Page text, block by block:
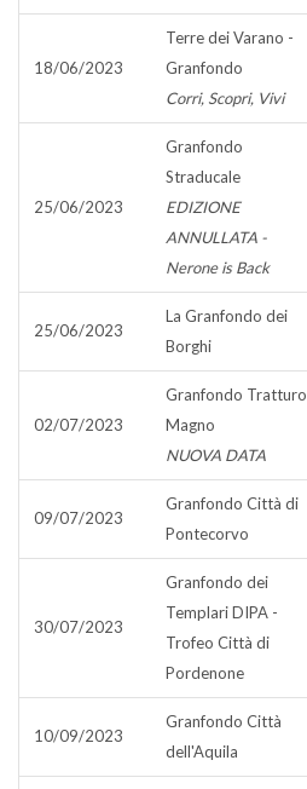
18/06/2023
Terre dei Varano -
Granfondo
Corri, Scopri, Vivi
25/06/2023
Granfondo
Straducale
EDIZIONE
ANNULLATA -
Nerone is Back
25/06/2023
La Granfondo dei
Borghi
02/07/2023
Granfondo Tratturo
Magno
NUOVA DATA
09/07/2023
Granfondo Città di
Pontecorvo
30/07/2023
Granfondo dei
Templari DIPA -
Trofeo Città di
Pordenone
10/09/2023
Granfondo Città
dell'Aquila